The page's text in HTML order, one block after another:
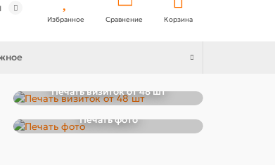
Избранное Сравнение Корзина
Печать визиток от 48 шт
Печать фото